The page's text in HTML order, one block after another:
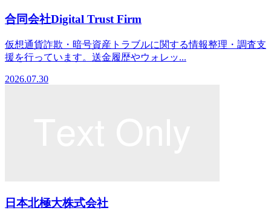
合同会社Digital Trust Firm
仮想通貨詐欺・暗号資産トラブルに関する情報整理・調査支
援を行っています。送金履歴やウォレッ...
2026.07.30
日本北極大株式会社